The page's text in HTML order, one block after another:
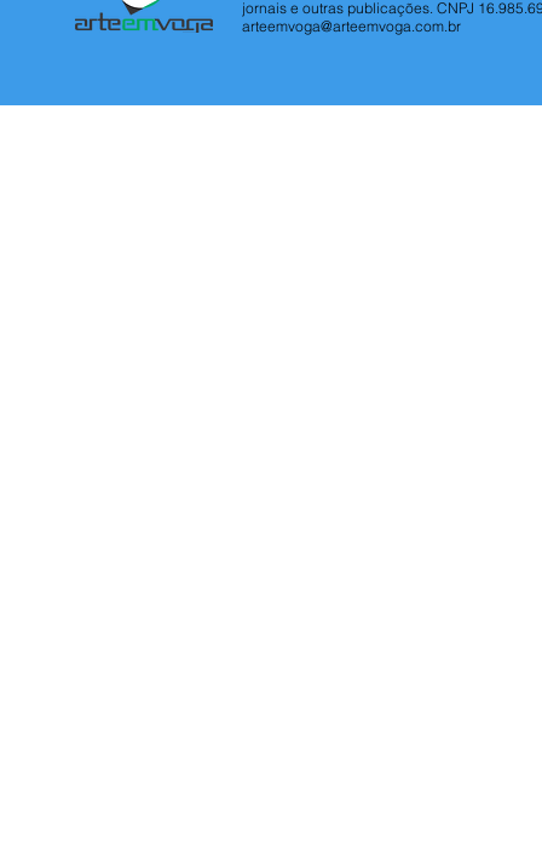
jornais e outras publicações. CNPJ
arteemvoga@arteemvoga.com.br